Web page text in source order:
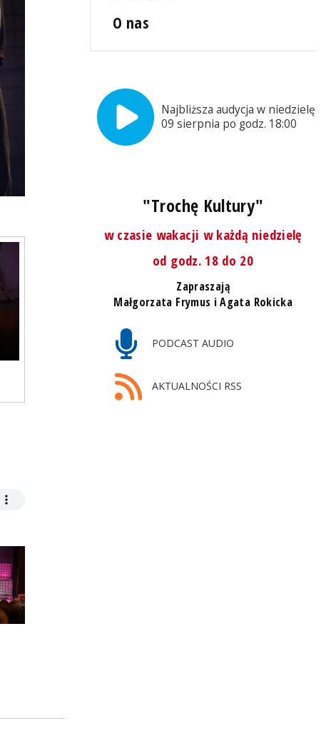
O nas
Najbliższa audycja w niedzielę,
09 sierpnia po godz. 18:00
"Trochę Kultury"
w czasie wakacji w każdą niedzielę
od godz. 18 do 20
Zapraszają
Małgorzata Frymus i Agata Rokicka
PODCAST AUDIO
AKTUALNOŚCI RSS